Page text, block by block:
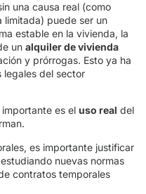
una causa real (como
limitada) puede ser un
estable en la vivienda, la
un alquiler de vivienda
y prórrogas. Esto ya ha
legales del sector
es el uso real del
es importante justificar
nuevas normas
contratos temporales